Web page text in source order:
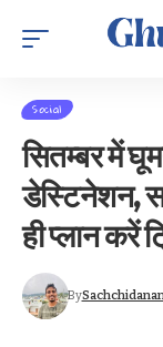
Social
सितम्बर में
डेस्टिनेशन,
ही प्लान करें
By